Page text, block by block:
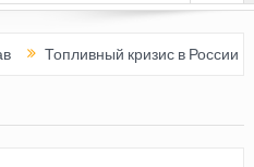
Топливный кризис в России